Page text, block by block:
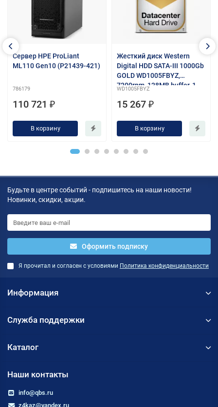
Сервер HPE ProLiant
ML110 Gen10 (P21439-421)
786179
110 721 ₽
В корзину
Жесткий диск Western
Digital HDD SATA-III 1000Gb
GOLD WD1005FBYZ,
7200rpm, 128MB buffer, 1
WD1005FBYZ
15 267 ₽
В корзину
Будьте в центре событий - подпишитесь на наши новости!
Новинки, скидки, акции.
Оформить подписку
Я прочитал и согласен с условиями Политика конфиденциальности
Информация
Служба поддержки
Каталог
Наши контакты
info@qbs.ru
z4kaz@yandex.ru